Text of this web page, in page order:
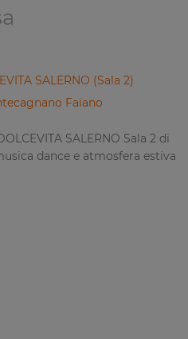
SALERNO (Sala 2)
Faiano
SALERNO Sala 2 di
dance e atmosfera estiva